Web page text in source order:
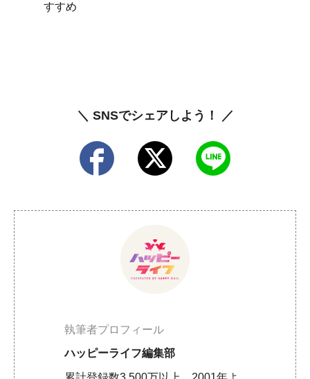
すすめ
＼ SNSでシェアしよう！ ／
執筆者プロフィール
ハッピーライフ編集部